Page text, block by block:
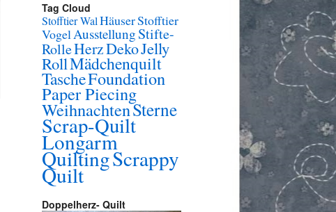
Tag Cloud
Stofftier WalHäuserStofftier
VogelAusstellung Stifte-
RolleHerzDekoJelly
RollMädchenquilt
TascheFoundation
Paper Piecing
WeihnachtenSterne
Scrap-Quilt
Longarm
QuiltingScrappy
Quilt
Doppelherz- Quilt